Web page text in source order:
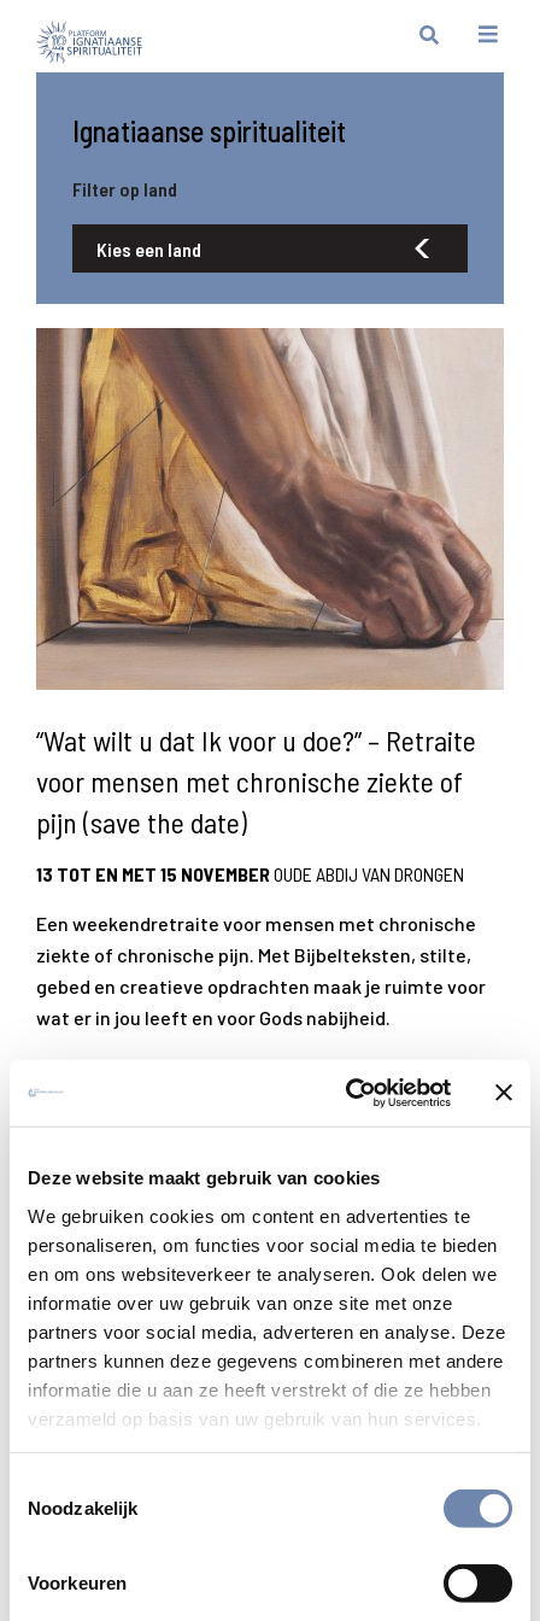
Deze website maakt gebruik van cookies
We gebruiken cookies om content en advertenties te
personaliseren, om functies voor social media te bieden
en om ons websiteverkeer te analyseren. Ook delen we
informatie over uw gebruik van onze site met onze
partners voor social media, adverteren en analyse. Deze
partners kunnen deze gegevens combineren met andere
informatie die u aan ze heeft verstrekt of die ze hebben
verzameld op basis van uw gebruik van hun services.
Noodzakelijk
Voorkeuren
Ignatiaanse spiritualiteit
Filter op land
Kies een land
“Wat wilt u dat Ik voor u doe?” – Retraite
voor mensen met chronische ziekte of
pijn (save the date)
13 TOT EN MET 15 NOVEMBEROUDE ABDIJ VAN DRONGEN
Een weekendretraite voor mensen met chronische
ziekte of chronische pijn. Met Bijbelteksten, stilte,
gebed en creatieve opdrachten maak je ruimte voor
wat er in jou leeft en voor Gods nabijheid.
Met beelden op verhaal komen: